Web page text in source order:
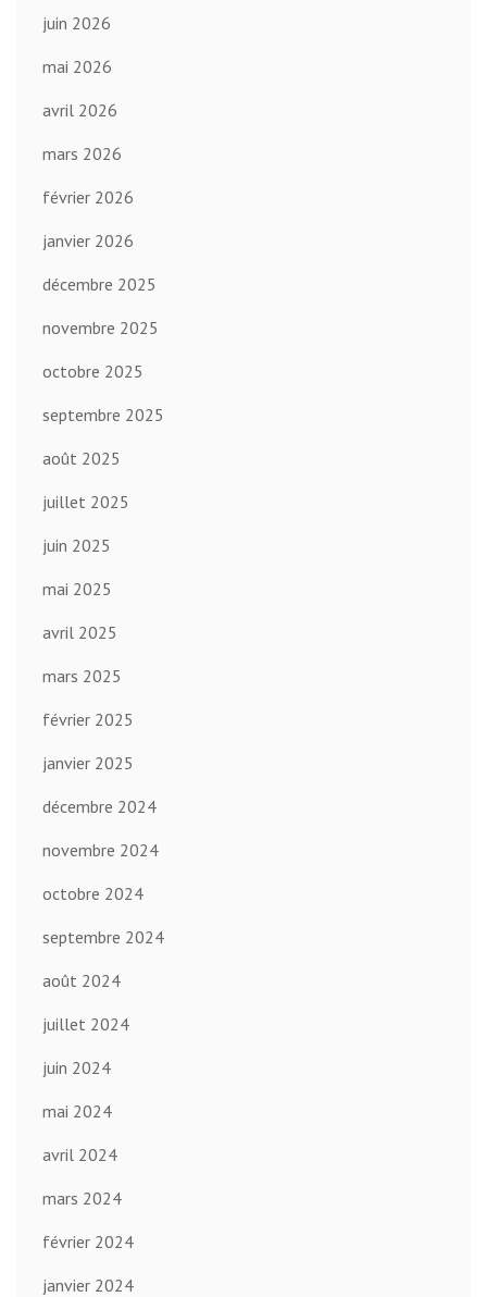
juin 2026
mai 2026
avril 2026
mars 2026
février 2026
janvier 2026
décembre 2025
novembre 2025
octobre 2025
septembre 2025
août 2025
juillet 2025
juin 2025
mai 2025
avril 2025
mars 2025
février 2025
janvier 2025
décembre 2024
novembre 2024
octobre 2024
septembre 2024
août 2024
juillet 2024
juin 2024
mai 2024
avril 2024
mars 2024
février 2024
janvier 2024